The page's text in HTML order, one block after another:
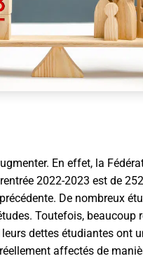
En effet, la
2022-2023 est de
De nombreux
Toutefois, beaucoup
dettes étudiantes ont
affectés de